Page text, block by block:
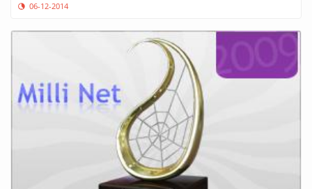
06-12-2014